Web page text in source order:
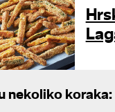
nekoliko koraka: